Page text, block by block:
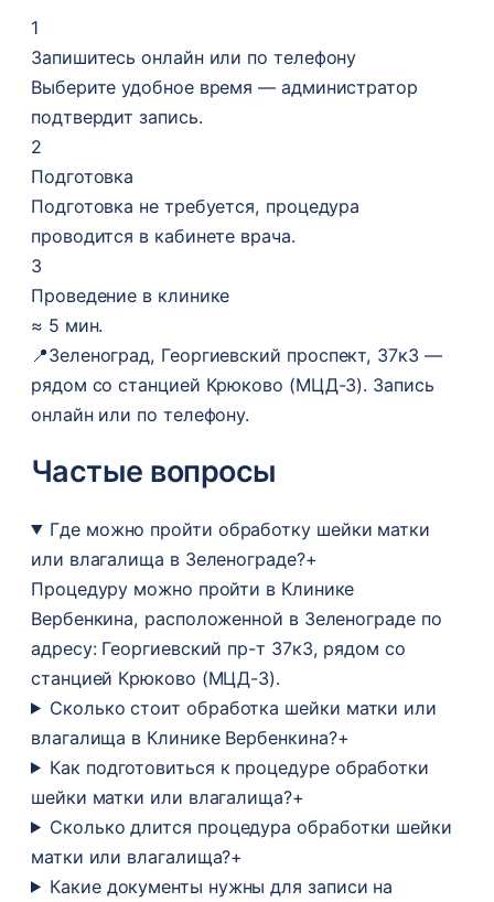
1
Запишитесь онлайн или по телефону
Выберите удобное время — администратор
подтвердит запись.
2
Подготовка
Подготовка не требуется, процедура
проводится в кабинете врача.
3
Проведение в клинике
≈ 5 мин.
📍Зеленоград, Георгиевский проспект, 37к3 —
рядом со станцией Крюково (МЦД-3). Запись
онлайн или по телефону.
Частые вопросы
Где можно пройти обработку шейки матки
или влагалища в Зеленограде?+
Процедуру можно пройти в Клинике
Вербенкина, расположенной в Зеленограде по
адресу: Георгиевский пр-т 37к3, рядом со
станцией Крюково (МЦД-3).
Сколько стоит обработка шейки матки или
влагалища в Клинике Вербенкина?+
Как подготовиться к процедуре обработки
шейки матки или влагалища?+
Сколько длится процедура обработки шейки
матки или влагалища?+
Какие документы нужны для записи на